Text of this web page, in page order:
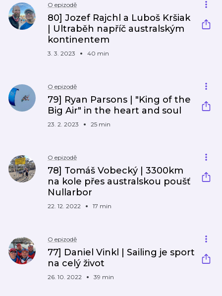
O epizodě
80] Jozef Rajchl a Luboš Kršiak
| Ultraběh napříč australským
kontinentem
3. 3. 2023 40 min
O epizodě
79] Ryan Parsons | "King of the
Big Air" in the heart and soul
23. 2. 2023 25 min
O epizodě
78] Tomáš Vobecký | 3300km
na kole přes australskou poušť
Nullarbor
22. 12. 2022 17 min
O epizodě
77] Daniel Vinkl | Sailing je sport
na celý život
26. 10. 2022 39 min